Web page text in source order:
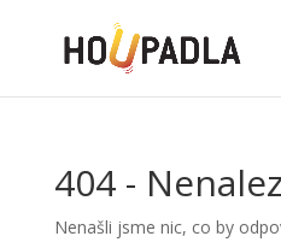
404 -
Nenašli jsme nic, co by